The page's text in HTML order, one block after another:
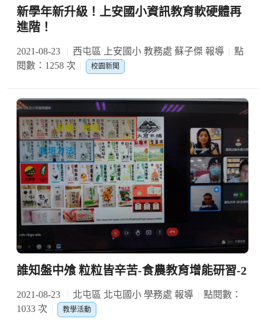
新學年新升級！上安國小資訊教育軟硬體再
進階！
2021-08-23 西屯區 上安國小 教務處 蘇子傑 報導
點
閱數：1258 次
校園新聞
誰知盤中飧 粒粒皆辛苦-食農教育增能研習-2
2021-08-23 北屯區 北屯國小 學務處 報導
點閱數：
1033 次
教學活動